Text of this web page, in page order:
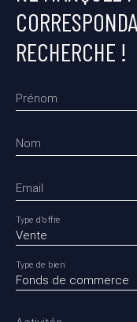
RECHERCHE !
Prénom
Nom
Email
Vente
Type d'offre
Fonds de commerce
Type de bien